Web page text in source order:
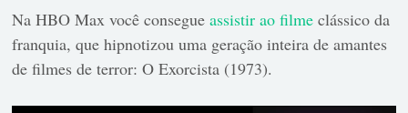
NaHBO Max você consegueassistir ao filme clássico da
franquia, que hipnotizou uma geração inteira de amantes
de filmes de terror: O Exorcista (1973).